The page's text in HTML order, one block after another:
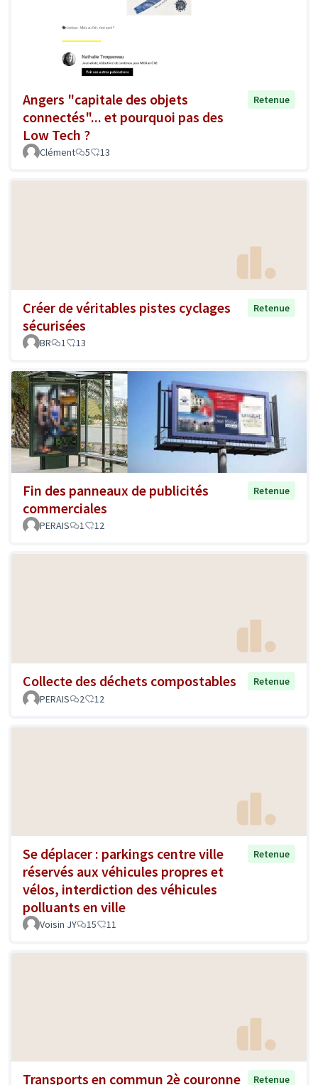
Angers "capitale des objets
connectés"... et pourquoi pas des
Low Tech ?
Retenue
Clément 5 13
Créer de véritables pistes cyclages
sécurisées
Retenue
BR 1 13
Fin des panneaux de publicités
commerciales
Retenue
PERAIS 1 12
Collecte des déchets compostables
Retenue
PERAIS
2 12
Se déplacer : parkings centre ville
réservés aux véhicules propres et
vélos, interdiction des véhicules
polluants en ville
Retenue
Voisin JY 15 11
Transports en commun 2è couronne Retenue